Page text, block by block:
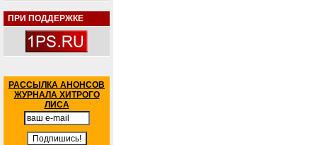
ПРИ ПОДДЕРЖКЕ
РАССЫЛКА АНОНСОВ
ЖУРНАЛА ХИТРОГО
ЛИСА